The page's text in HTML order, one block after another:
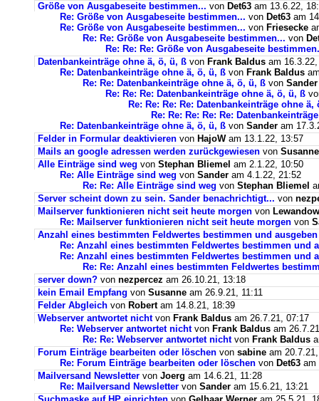
Größe von Ausgabeseite bestimmen... von Det63 am 13.6.22,
Re: Größe von Ausgabeseite bestimmen... von Det63 am
Re: Größe von Ausgabeseite bestimmen... von Friesecke
Re: Re: Größe von Ausgabeseite bestimmen... von
Re: Re: Re: Größe von Ausgabeseite
Datenbankeinträge ohne ä, ö, ü, ß von Frank Baldus am
Re: Datenbankeinträge ohne ä, ö, ü, ß von Frank Baldus
Re: Re: Datenbankeinträge ohne ä, ö, ü, ß von Sander
Re: Re: Re: Datenbankeinträge ohne ä, ö, ü, ß
Re: Re: Re: Re: Datenbankeinträge ohne ä,
Re: Re: Re: Re: Re:
Re: Datenbankeinträge ohne ä, ö, ü, ß von Sander am
Felder in Formular deaktivieren von HajoWam 13.1.22, 13:57
Mails an google adressen werden zurückgewiesen von Susanne
Alle Einträge sind weg von Stephan Bliemel am 2.1.22, 10:50
Re: Alle Einträge sind weg von Sander am 4.1.22, 21:52
Re: Re: Alle Einträge sind weg von Stephan Bliemel
Server scheint down zu sein. Sander benachrichtigt... von
Mailserver funktionieren nicht seit heute morgen von
Re: Mailserver funktionieren nicht seit heute morgen von
Anzahl eines bestimmten Feldwertes bestimmen und ausgeben
Re: Anzahl eines bestimmten Feldwertes bestimmen und
Re: Anzahl eines bestimmten Feldwertes bestimmen und
Re: Re: Anzahl eines bestimmten Feldwertes
server down? von nezpercez am 26.10.21, 13:18
kein Email Empfang von Susanne am 26.9.21, 11:11
Felder Abgleich von Robertam 14.8.21, 18:39
Webserver antwortet nichtvon Frank Baldus am 26.7.21, 07:17
Re: Webserver antwortet nichtvon Frank Baldus am
Re: Re: Webserver antwortet nichtvon Frank Baldus
Forum Einträge bearbeiten oder löschen von sabine am
Re: Forum Einträge bearbeiten oder löschen von Det63 am
Mailversand Newsletter von Joerg am 14.6.21, 11:28
Re: Mailversand Newsletter von Sander am 15.6.21, 13:21